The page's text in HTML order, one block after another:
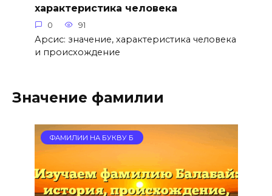
характеристика человека
0 91
Арсис: значение, характеристика человека
и происхождение
Значение фамилии
ФАМИЛИИ НА БУКВУ Б